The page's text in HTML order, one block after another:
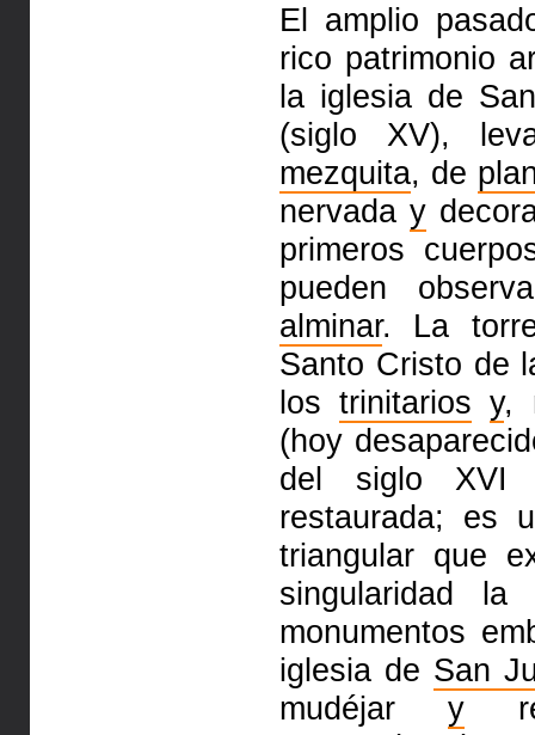
El amplio
rico patrimonio
la iglesia de
(siglo XV),
mezquita, de
nervada y
primeros
pueden
alminar. La
Santo Cristo de
lostrinitarios y,
(hoy
del siglo
restaurada; es
triangular que
singularidad
monumentos
iglesia de San
mudéjary